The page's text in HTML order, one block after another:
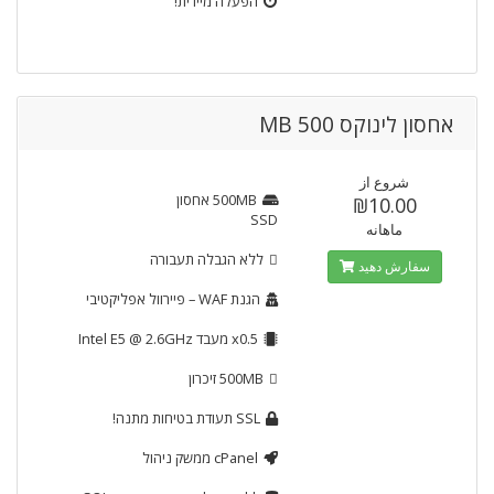
אחסון לינוקס 500 MB
500MB אחסון
SSD
ללא הגבלה תעבורה
הגנת WAF
– פיירוול אפליקטיבי
x0.5 מעבד Intel E5 @ 2.6GHz
500MBזיכרון
SSL תעודת בטיחות מתנה!
cPanel ממשק ניהול
شروع از
₪10.00
ماهانه
سفارش دهید